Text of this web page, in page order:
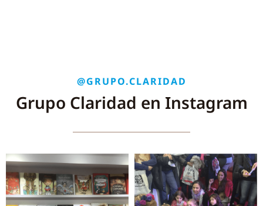
@GRUPO.CLARIDAD
Grupo Claridad en Instagram